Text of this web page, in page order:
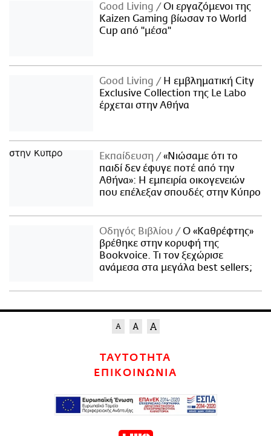
Good Living
Οι εργαζόμενοι της
Kaizen Gaming βίωσαν το World
Cup από "μέσα"
Good Living
Η εμβληματική City
Exclusive Collection της Le Labo
έρχεται στην Αθήνα
Εκπαίδευση
«Νιώσαμε ότι το
παιδί δεν έφυγε ποτέ από την
Αθήνα»: Η εμπειρία οικογενειών
που επέλεξαν σπουδές στην Κύπρο
Οδηγός Βιβλίου
Ο «Καθρέφτης»
βρέθηκε στην κορυφή της
Bookvoice. Τι τον ξεχώρισε
ανάμεσα στα μεγάλα best sellers;
ΤΑΥΤΟΤΗΤΑ
ΕΠΙΚΟΙΝΩΝΙΑ